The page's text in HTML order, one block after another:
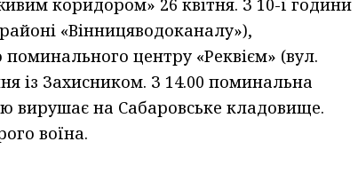
коридором» 26 квітня. З 10-ї години
«Вінницяводоканалу»),
центру «Реквієм» (вул.
із Захисником. З 14.00 поминальна
вирушає на Сабаровське кладовище.
воїна.